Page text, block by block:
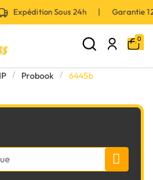
Expédition Sous 24h | Garantie
0
Probook 6445b